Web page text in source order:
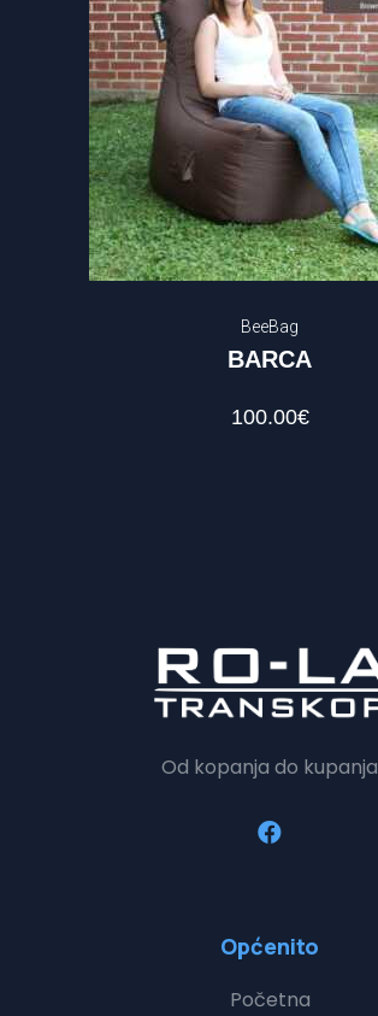
BeeBag
BARCA
100.00€
Od kopanja do kupanja
Općenito
Početna